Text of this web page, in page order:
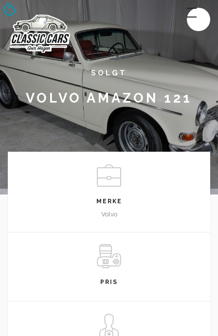
SOLGT
VOLVO AMAZON 121
MERKE
Volvo
PRIS